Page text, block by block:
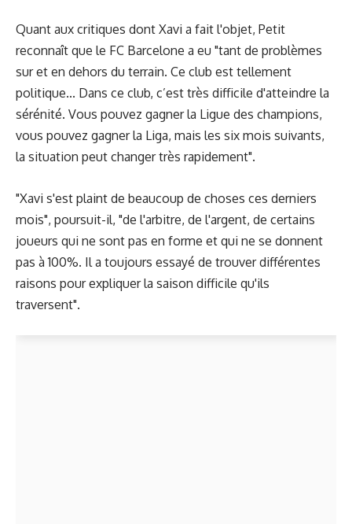
Quant aux critiques dont Xavi a fait l'objet, Petit
reconnaît que le FC Barcelone a eu "tant de problèmes
sur et en dehors du terrain. Ce club est tellement
politique... Dans ce club, c’est très difficile d'atteindre la
sérénité. Vous pouvez gagner la Ligue des champions,
vous pouvez gagner la Liga, mais les six mois suivants,
la situation peut changer très rapidement".
"Xavi s'est plaint de beaucoup de choses ces derniers
mois", poursuit-il, "de l'arbitre, de l'argent, de certains
joueurs qui ne sont pas en forme et qui ne se donnent
pas à 100%. Il a toujours essayé de trouver différentes
raisons pour expliquer la saison difficile qu'ils
traversent".